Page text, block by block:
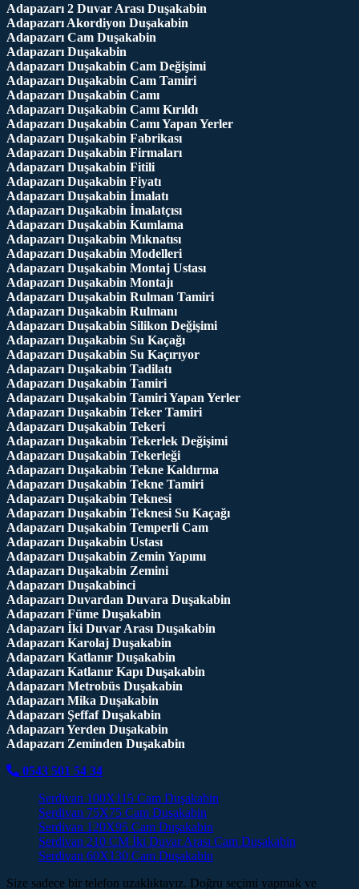
Adapazarı 2 Duvar Arası Duşakabin
Adapazarı Akordiyon Duşakabin
Adapazarı Cam Duşakabin
Adapazarı Duşakabin
Adapazarı Duşakabin Cam Değişimi
Adapazarı Duşakabin Cam Tamiri
Adapazarı Duşakabin Camı
Adapazarı Duşakabin Camı Kırıldı
Adapazarı Duşakabin Camı Yapan Yerler
Adapazarı Duşakabin Fabrikası
Adapazarı Duşakabin Firmaları
Adapazarı Duşakabin Fitili
Adapazarı Duşakabin Fiyatı
Adapazarı Duşakabin İmalatı
Adapazarı Duşakabin İmalatçısı
Adapazarı Duşakabin Kumlama
Adapazarı Duşakabin Mıknatısı
Adapazarı Duşakabin Modelleri
Adapazarı Duşakabin Montaj Ustası
Adapazarı Duşakabin Montajı
Adapazarı Duşakabin Rulman Tamiri
Adapazarı Duşakabin Rulmanı
Adapazarı Duşakabin Silikon Değişimi
Adapazarı Duşakabin Su Kaçağı
Adapazarı Duşakabin Su Kaçırıyor
Adapazarı Duşakabin Tadilatı
Adapazarı Duşakabin Tamiri
Adapazarı Duşakabin Tamiri Yapan Yerler
Adapazarı Duşakabin Teker Tamiri
Adapazarı Duşakabin Tekeri
Adapazarı Duşakabin Tekerlek Değişimi
Adapazarı Duşakabin Tekerleği
Adapazarı Duşakabin Tekne Kaldırma
Adapazarı Duşakabin Tekne Tamiri
Adapazarı Duşakabin Teknesi
Adapazarı Duşakabin Teknesi Su Kaçağı
Adapazarı Duşakabin Temperli Cam
Adapazarı Duşakabin Ustası
Adapazarı Duşakabin Zemin Yapımı
Adapazarı Duşakabin Zemini
Adapazarı Duşakabinci
Adapazarı Duvardan Duvara Duşakabin
Adapazarı Füme Duşakabin
Adapazarı İki Duvar Arası Duşakabin
Adapazarı Karolaj Duşakabin
Adapazarı Katlanır Duşakabin
Adapazarı Katlanır Kapı Duşakabin
Adapazarı Metrobüs Duşakabin
Adapazarı Mika Duşakabin
Adapazarı Şeffaf Duşakabin
Adapazarı Yerden Duşakabin
Adapazarı Zeminden Duşakabin
0543 501 54 34
Serdivan 100X115 Cam Duşakabin
Serdivan 75X75 Cam Duşakabin
Serdivan 120X95 Cam Duşakabin
Serdivan 210 CM İki Duvar Arası Cam Duşakabin
Serdivan 60X130 Cam Duşakabin
Size sadece bir telefon uzaklıktayız. Doğru seçimi yapmak ve